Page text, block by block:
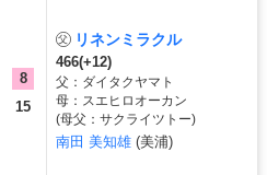
8
15
リネンミラクル
466(+12)
父：ダイタクヤマト
母：スエヒロオーカン
(母父：サクライツトー)
南田 美知雄 (美浦)